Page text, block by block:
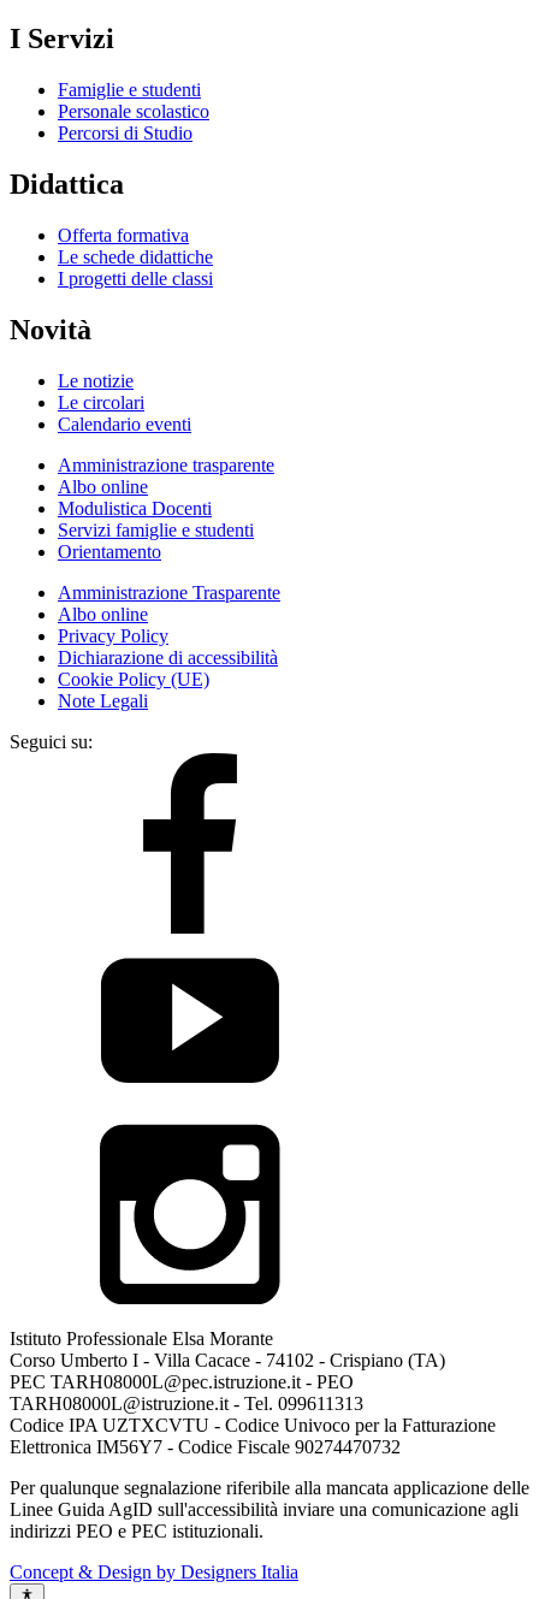
I Servizi
Famiglie e studenti
Personale scolastico
Percorsi di Studio
Didattica
Offerta formativa
Le schede didattiche
I progetti delle classi
Novità
Le notizie
Le circolari
Calendario eventi
Amministrazione trasparente
Albo online
Modulistica Docenti
Servizi famiglie e studenti
Orientamento
Amministrazione Trasparente
Albo online
Privacy Policy
Dichiarazione di accessibilità
Cookie Policy (UE)
Note Legali
Seguici su:
Istituto Professionale Elsa Morante
Corso Umberto I - Villa Cacace - 74102 - Crispiano (TA)
PEC TARH08000L@pec.istruzione.it - PEO
TARH08000L@istruzione.it - Tel. 099611313
Codice IPA UZTXCVTU - Codice Univoco per la Fatturazione
Elettronica IM56Y7 - Codice Fiscale 90274470732
Per qualunque segnalazione riferibile alla mancata applicazione delle
Linee Guida AgID sull'accessibilità inviare una comunicazione agli
indirizzi PEO e PEC istituzionali.
Concept & Design by Designers Italia